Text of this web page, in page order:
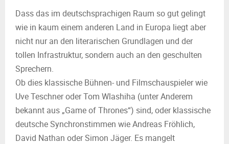
Dass das im deutschsprachigen Raum so gut gelingt
wie in kaum einem anderen Land in Europa liegt aber
nicht nur an den literarischen Grundlagen und der
tollen Infrastruktur, sondern auch an den geschulten
Sprechern.
Ob dies klassische Bühnen- und Filmschauspieler wie
Uve Teschner oder Tom Wlashiha (unter Anderem
bekannt aus „Game of Thrones“) sind, oder klassische
deutsche Synchronstimmen wie Andreas Fröhlich,
David Nathan oder Simon Jäger. Es mangelt